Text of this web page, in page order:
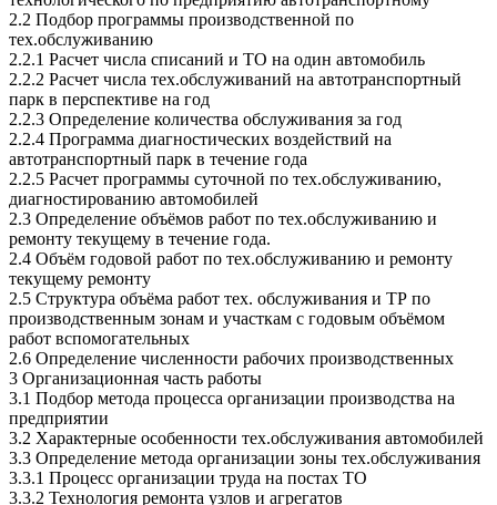
2.2 Подбор программы производственной по
тех.обслуживанию
2.2.1 Расчет числа списаний и ТО на один автомобиль
2.2.2 Расчет числа тех.обслуживаний на автотранспортный
парк в перспективе на год
2.2.3 Определение количества обслуживания за год
2.2.4 Программа диагностических воздействий на
автотранспортный парк в течение года
2.2.5 Расчет программы суточной по тех.обслуживанию,
диагностированию автомобилей
2.3 Определение объёмов работ по тех.обслуживанию и
ремонту текущему в течение года.
2.4 Объём годовой работ по тех.обслуживанию и ремонту
текущему ремонту
2.5 Структура объёма работ тех. обслуживания и ТР по
производственным зонам и участкам с годовым объёмом
работ вспомогательных
2.6 Определение численности рабочих производственных
3 Организационная часть работы
3.1 Подбор метода процесса организации производства на
предприятии
3.2 Характерные особенности тех.обслуживания автомобилей
3.3 Определение метода организации зоны тех.обслуживания
3.3.1 Процесс организации труда на постах ТО
3.3.2 Технология ремонта узлов и агрегатов